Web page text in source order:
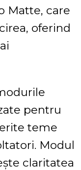
Matte, care
oferind
pentru
teme
Modul
claritatea